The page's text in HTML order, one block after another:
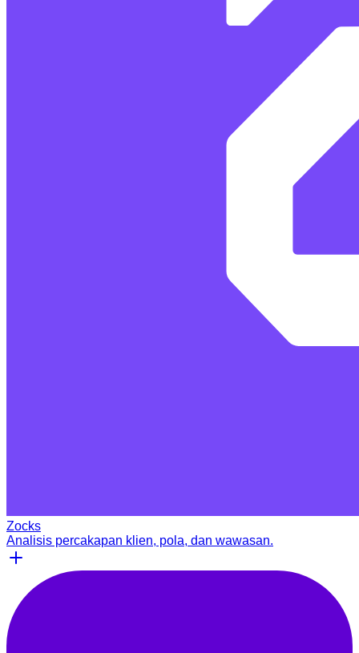
Zocks
Analisis percakapan klien, pola, dan wawasan.